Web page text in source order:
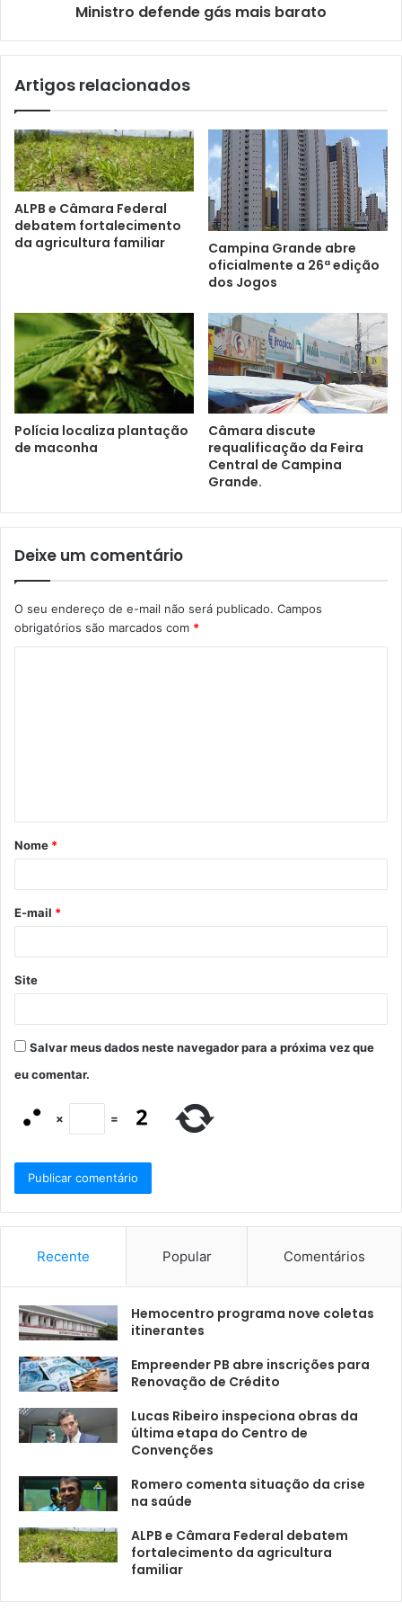
Ministro defende gás mais barato
Artigos relacionados
ALPB e Câmara Federal
debatem fortalecimento
da agricultura familiar
Campina Grande abre
oficialmente a 26ª edição
dos Jogos
Polícia localiza plantação
de maconha
Câmara discute
requalificação da Feira
Central de Campina
Grande.
Deixe um comentário
O seu endereço de e-mail não será publicado. Campos
obrigatórios são marcados com *
Nome *
E-mail *
Site
Salvar meus dados neste navegador para a próxima vez que
eu comentar.
× =
Recente Popular Comentários
Hemocentro programa nove coletas
itinerantes
Empreender PB abre inscrições para
Renovação de Crédito
Lucas Ribeiro inspeciona obras da
última etapa do Centro de
Convenções
Romero comenta situação da crise
na saúde
ALPB e Câmara Federal debatem
fortalecimento da agricultura
familiar